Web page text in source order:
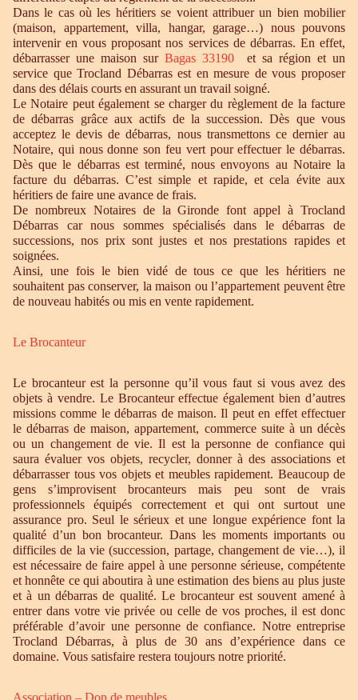
Dans le cas où les héritiers se voient attribuer un bien mobilier
(maison, appartement, villa, hangar, garage…) nous pouvons
intervenir en vous proposant nos services de débarras. En effet,
débarrasser une maison sur Bagas 33190
et sa région et un
service que Trocland Débarras est en mesure de vous proposer
dans des délais courts en assurant un travail soigné.
Le Notaire peut également se charger du règlement de la facture
de débarras grâce aux actifs de la succession. Dès que vous
acceptez le devis de débarras, nous transmettons ce dernier au
Notaire, qui nous donne son feu vert pour effectuer le débarras.
Dès que le débarras est terminé, nous envoyons au Notaire la
facture du débarras. C’est simple et rapide, et cela évite aux
héritiers de faire une avance de frais.
De nombreux Notaires de la Gironde font appel à Trocland
Débarras car nous sommes spécialisés dans le débarras de
successions, nos prix sont justes et nos prestations rapides et
soignées.
Ainsi, une fois le bien vidé de tous ce que les héritiers ne
souhaitent pas conserver, la maison ou l’appartement peuvent être
de nouveau habités ou mis en vente rapidement.
Le Brocanteur
Le brocanteur est la personne qu’il vous faut si vous avez des
objets à vendre. Le Brocanteur effectue également bien d’autres
missions comme le débarras de maison. Il peut en effet effectuer
le débarras de maison, appartement, commerce suite à un décès
ou un changement de vie. Il est la personne de confiance qui
saura évaluer vos objets, recycler, donner à des associations et
débarrasser tous vos objets et meubles rapidement. Beaucoup de
gens s’improvisent brocanteurs mais peu sont de vrais
professionnels équipés correctement et qui ont surtout une
assurance pro. Seul le sérieux et une longue expérience font la
qualité d’un bon brocanteur. Dans les moments importants ou
difficiles de la vie (succession, partage, changement de vie…), il
est nécessaire de faire appel à une personne sérieuse, compétente
et honnête ce qui aboutira à une estimation des biens au plus juste
et à un débarras de qualité. Le brocanteur est souvent amené à
entrer dans votre vie privée ou celle de vos proches, il est donc
préférable d’avoir une personne de confiance. Notre entreprise
Trocland Débarras, à plus de 30 ans d’expérience dans ce
domaine. Vous satisfaire restera toujours notre priorité.
Association – Don de meubles